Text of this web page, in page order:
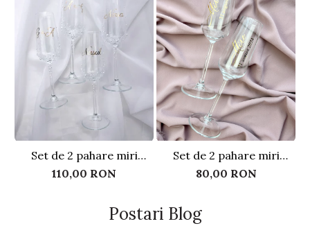
Set de 2 pahare miri
personalizate, cu perle
110,00 RON
Set de 2 pahare miri
Golden
80,00 RON
Postari Blog